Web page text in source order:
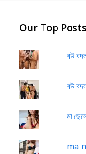
Our Top Posts
বউ
বউ
মা
ma